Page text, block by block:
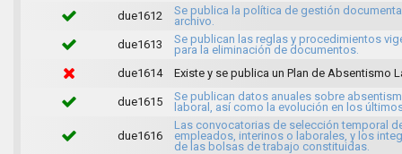
due1612
Se publica la política de gestión
archivo.
due1613
Se publican las reglas y procedimientos
para la eliminación de documentos.
due1614
Existe y se publica un Plan de Absentismo
due1615
Se publican datos anuales sobre
laboral, así como la evolución en los
due1616
Las convocatorias de selección temporal
empleados, interinos o laborales, y los
de las bolsas de trabajo constituidas.